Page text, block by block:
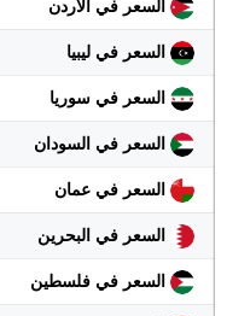
السعر في الأردن
السعر في ليبيا
السعر في سوريا
السعر في السودان
السعر في عمان
السعر في البحرين
السعر في فلسطين